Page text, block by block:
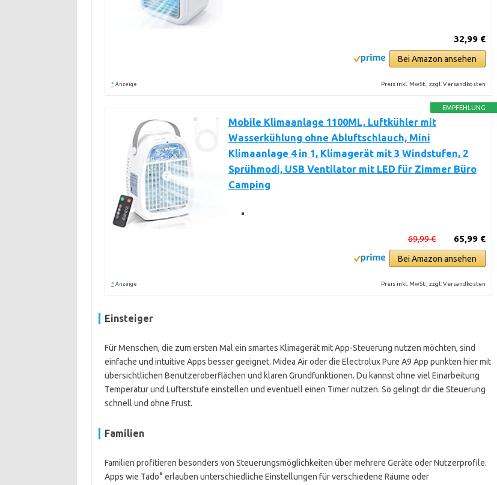
32,99 €
Bei Amazon ansehen
* Anzeige Preis inkl. MwSt., zzgl. Versandkosten
EMPFEHLUNG
Mobile Klimaanlage 1100ML, Luftkühler mit
Wasserkühlung ohne Abluftschlauch, Mini
Klimaanlage 4 in 1, Klimagerät mit 3 Windstufen, 2
Sprühmodi, USB Ventilator mit LED für Zimmer Büro
Camping
65,99 €
69,99 €
Bei Amazon ansehen
* Anzeige Preis inkl. MwSt., zzgl. Versandkosten
Einsteiger
Für Menschen, die zum ersten Mal ein smartes Klimagerät mit App-Steuerung nutzen möchten, sind
einfache und intuitive Apps besser geeignet. Midea Air oder die Electrolux Pure A9 App punkten hier mit
übersichtlichen Benutzeroberflächen und klaren Grundfunktionen. Du kannst ohne viel Einarbeitung
Temperatur und Lüfterstufe einstellen und eventuell einen Timer nutzen. So gelingt dir die Steuerung
schnell und ohne Frust.
Familien
Familien profitieren besonders von Steuerungsmöglichkeiten über mehrere Geräte oder Nutzerprofile.
Apps wie Tado° erlauben unterschiedliche Einstellungen für verschiedene Räume oder